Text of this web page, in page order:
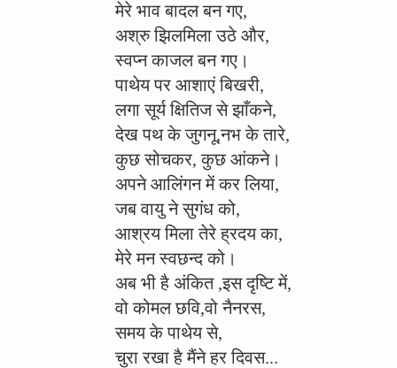
मेरे भाव बादल बन गए,
अश्रु झिलमिला उठे और,
स्वप्न काजल बन गए।
पाथेय पर आशाएं बिखरी,
लगा सूर्य क्षितिज से झाँकने,
देख पथ के जुगनू,नभ के तारे,
कुछ सोचकर, कुछ आंकने।
अपने आलिंगन में कर लिया,
जब वायु ने सुगंध को,
आश्रय मिला तेरे ह्रदय का,
मेरे मन स्वछन्द को।
अब भी है अंकित ,इस दृष्टि में,
वो कोमल छवि,वो नैनरस,
समय के पाथेय से,
चुरा रखा है मैंने हर दिवस...